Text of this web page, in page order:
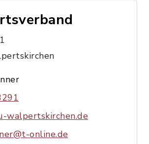
walpertskirchen.de
online.de